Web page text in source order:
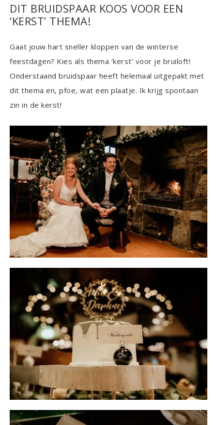
DIT BRUIDSPAAR KOOS VOOR EEN
‘KERST’ THEMA!
Gaat jouw hart sneller kloppen van de winterse
feestdagen? Kies als thema ‘kerst’ voor je bruiloft!
Onderstaand bruidspaar heeft helemaal uitgepakt met
dit thema en, pfoe, wat een plaatje. Ik krijg spontaan
zin in de kerst!